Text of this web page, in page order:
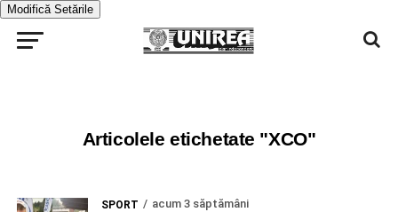
Modifică Setările
Articolele etichetate "XCO"
SPORT acum 3 săptămâni